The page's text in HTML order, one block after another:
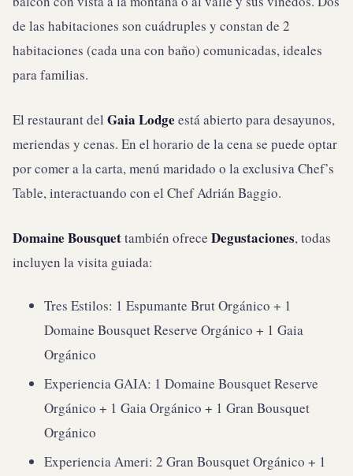
de las habitaciones son cuádruples y constan de 2
habitaciones (cada una con baño) comunicadas, ideales
para familias.
El restaurant del Gaia Lodge está abierto para desayunos,
meriendas y cenas. En el horario de la cena se puede optar
por comer a la carta, menú maridado o la exclusiva Chef’s
Table, interactuando con el Chef Adrián Baggio.
Domaine Bousquettambién ofrece Degustaciones, todas
incluyen la visita guiada:
Tres Estilos: 1 Espumante Brut Orgánico + 1
Domaine Bousquet Reserve Orgánico + 1 Gaia
Orgánico
Experiencia GAIA: 1 Domaine Bousquet Reserve
Orgánico + 1 Gaia Orgánico + 1 Gran Bousquet
Orgánico
Experiencia Ameri: 2 Gran Bousquet Orgánico + 1